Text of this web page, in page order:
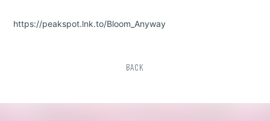
https://peakspot.lnk.to/Bloom_Anyway
BACK